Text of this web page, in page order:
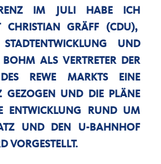
IM JULI HABE ICH
CHRISTIAN GRÄFF (CDU),
UND
ALS VERTRETER DER
DES REWE MARKTS EINE
GEZOGEN UND DIE PLÄNE
ENTWICKLUNG RUND UM
UND DEN U-BAHNHOF
VORGESTELLT.